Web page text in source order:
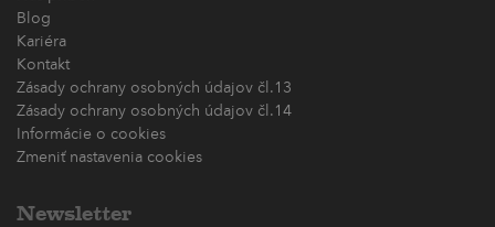
Blog
Kariéra
Kontakt
Zásady ochrany osobných údajov čl.13
Zásady ochrany osobných údajov čl.14
Informácie o cookies
Zmeniť nastavenia cookies
Newsletter